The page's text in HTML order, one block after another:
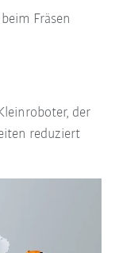
Fräsen
der
reduziert